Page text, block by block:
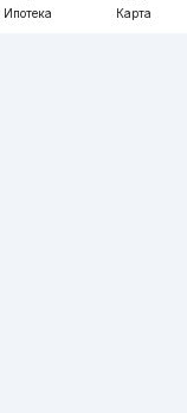
Ипотека Карта